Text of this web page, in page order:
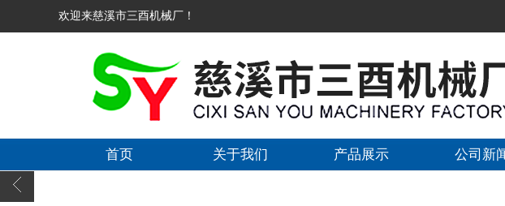
欢迎来慈溪市三酉机械厂！
首页 关于我们 产品展示 公司新